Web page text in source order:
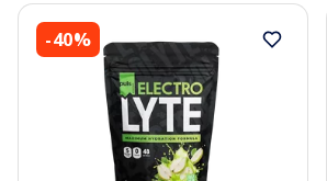
-40%